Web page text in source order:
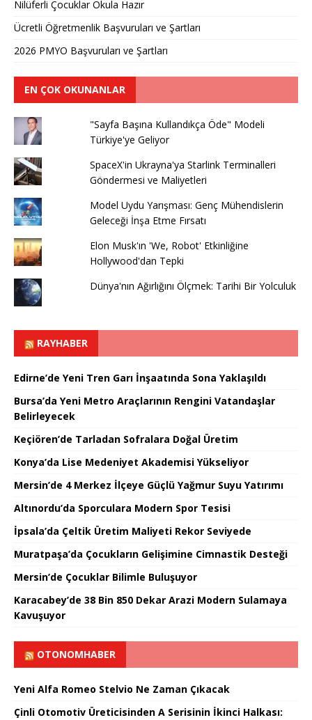
Nilüferli Çocuklar Okula Hazır
Ücretli Öğretmenlik Başvuruları ve Şartları
2026 PMYO Başvuruları ve Şartları
EN ÇOK OKUNANLAR
"Sayfa Başına Kullandıkça Öde" Modeli
Türkiye'ye Geliyor
SpaceX'in Ukrayna'ya Starlink Terminalleri
Göndermesi ve Maliyetleri
Model Uydu Yarışması: Genç Mühendislerin
Geleceği İnşa Etme Fırsatı
Elon Musk'ın 'We, Robot' Etkinliğine
Hollywood'dan Tepki
Dünya'nın Ağırlığını Ölçmek: Tarihi Bir Yolculuk
RAYHABER
Edirne’de Yeni Tren Garı İnşaatında Sona Yaklaşıldı
Bursa’da Yeni Metro Araçlarının Rengini Vatandaşlar
Belirleyecek
Keçiören’de Tarladan Sofralara Doğal Üretim
Konya’da Lise Medeniyet Akademisi Yükseliyor
Mersin’de 4 Merkez İlçeye Güçlü Yağmur Suyu Yatırımı
Altınordu’da Sporculara Modern Spor Tesisi
İpsala’da Çeltik Üretim Maliyeti Rekor Seviyede
Muratpaşa’da Çocukların Gelişimine Cimnastik Desteği
Mersin’de Çocuklar Bilimle Buluşuyor
Karacabey’de 38 Bin 850 Dekar Arazi Modern Sulamaya
Kavuşuyor
OTONOMHABER
Yeni Alfa Romeo Stelvio Ne Zaman Çıkacak
Çinli Otomotiv Üreticisinden A Serisinin İkinci Halkası: